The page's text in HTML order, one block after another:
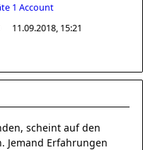
1 Account
11.09.2018, 15:21
scheint auf den
Jemand Erfahrungen